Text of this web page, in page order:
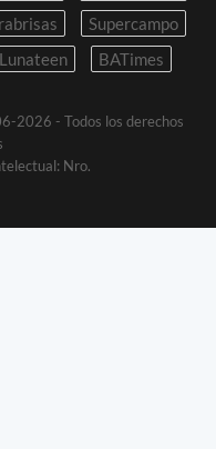
Supercampo
Lunateen BATimes
2026 - Todos los derechos
Nro.